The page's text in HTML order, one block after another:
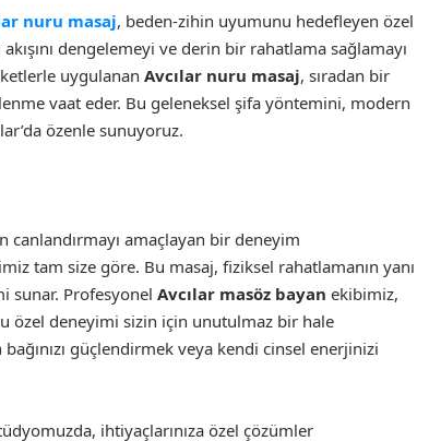
nuru masaj, beden-zihin uyumunu hedefleyen özel
dengelemeyi ve derin bir rahatlama sağlamayı
uygulanan Avcılar nuru masaj, sıradan bir
vaat eder. Bu geleneksel şifa yöntemini, modern
özenle sunuyoruz.
amaçlayan bir deneyim
tam size göre. Bu masaj, fiziksel rahatlamanın yanı
sunar. Profesyonel Avcılar masöz bayan ekibimiz,
özel deneyimi sizin için unutulmaz bir hale
güçlendirmek veya kendi cinsel enerjinizi
ihtiyaçlarınıza özel çözümler